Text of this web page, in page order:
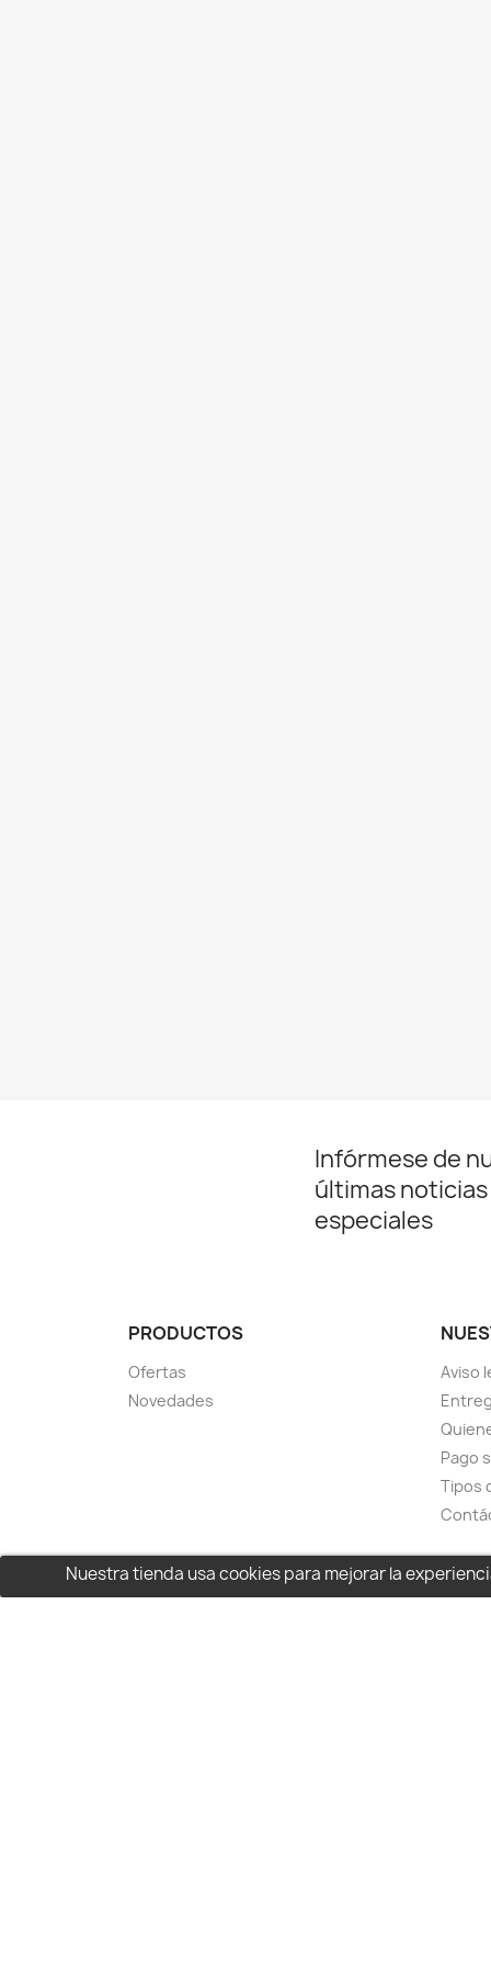
Nuestra tienda usa cookies para mejorar la
Infórmese de
últimas
especiales
PRODUCTOS
Ofertas
Novedades
Aviso
Pago
Tipos